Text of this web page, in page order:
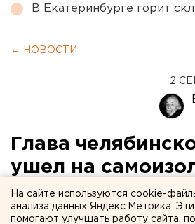
В Екатеринбурге горит
← НОВОСТИ
2
Глава
ушел на
за контакта с
COVID-19
На сайте используются cookie-
анализа данных Яндекс.Метрика.
помогают улучшать работу сайта,